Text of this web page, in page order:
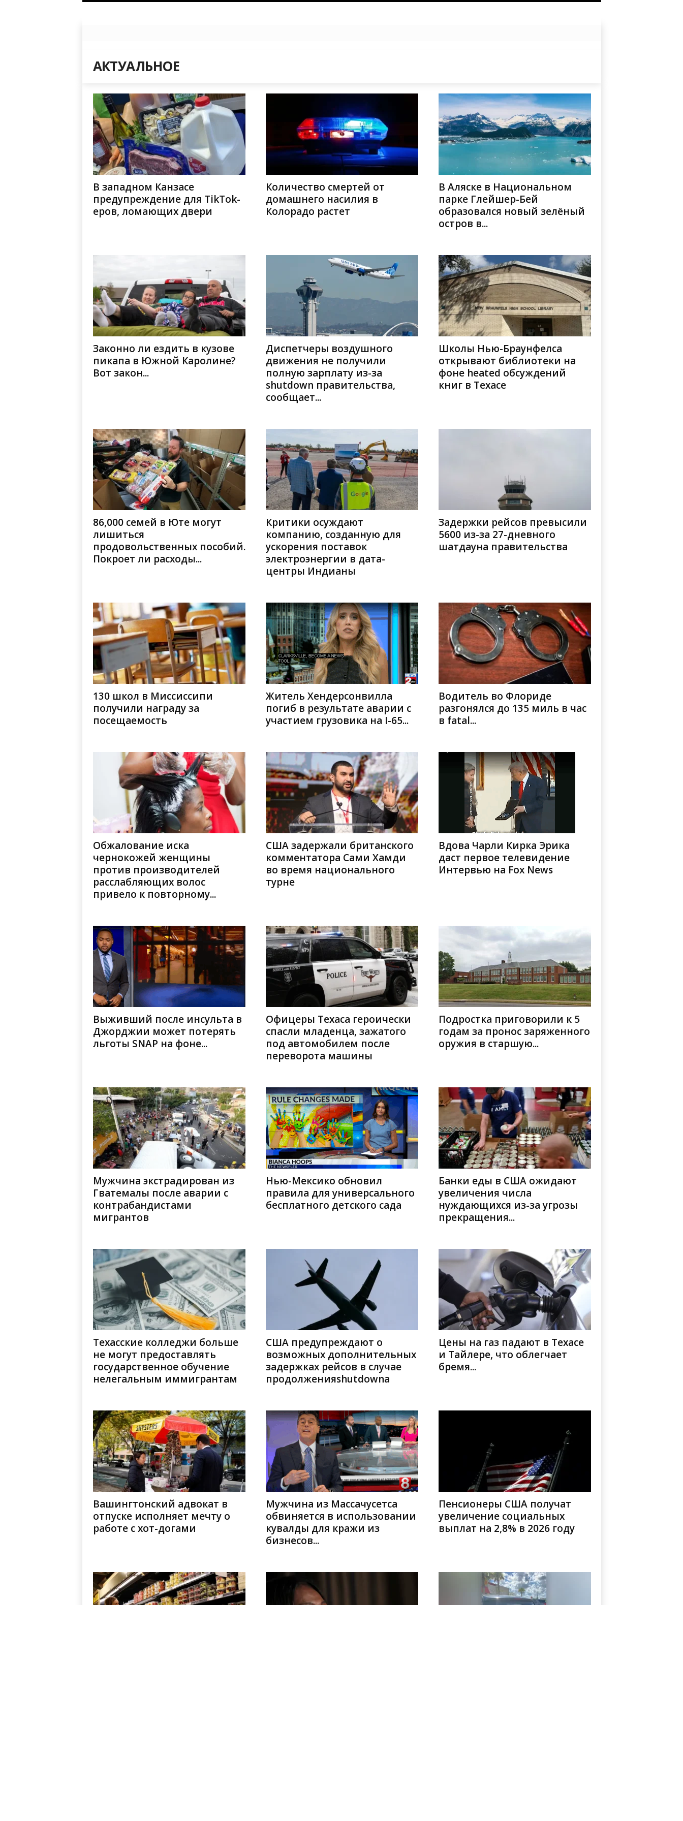
АКТУАЛЬНОЕ
В западном Канзасе
предупреждение для TikTok-
еров, ломающих двери
Количество смертей от
домашнего насилия в
Колорадо растет
В Аляске в Национальном
парке Глейшер-Бей
образовался новый зелёный
остров в...
Законно ли ездить в кузове
пикапа в Южной Каролине?
Вот закон...
Диспетчеры воздушного
движения не получили
полную зарплату из-за
shutdown правительства,
сообщает...
Школы Нью-Браунфелса
открывают библиотеки на
фоне heated обсуждений
книг в Техасе
86,000 семей в Юте могут
лишиться
продовольственных пособий.
Покроет ли расходы...
Критики осуждают
компанию, созданную для
ускорения поставок
электроэнергии в дата-
центры Индианы
Задержки рейсов превысили
5600 из-за 27-дневного
шатдауна правительства
130 школ в Миссиссипи
получили награду за
посещаемость
Житель Хендерсонвилла
погиб в результате аварии с
участием грузовика на I-65...
Водитель во Флориде
разгонялся до 135 миль в час
в fatal...
Обжалование иска
чернокожей женщины
против производителей
расслабляющих волос
привело к повторному...
США задержали британского
комментатора Сами Хамди
во время национального
турне
Вдова Чарли Кирка Эрика
даст первое телевидение
Интервью на Fox News
Выживший после инсульта в
Джорджии может потерять
льготы SNAP на фоне...
Офицеры Техаса героически
спасли младенца, зажатого
под автомобилем после
переворота машины
Подростка приговорили к 5
годам за пронос заряженного
оружия в старшую...
Мужчина экстрадирован из
Гватемалы после аварии с
контрабандистами
мигрантов
Нью-Мексико обновил
правила для универсального
бесплатного детского сада
Банки еды в США ожидают
увеличения числа
нуждающихся из-за угрозы
прекращения...
Техасские колледжи больше
не могут предоставлять
государственное обучение
нелегальным иммигрантам
США предупреждают о
возможных дополнительных
задержках рейсов в случае
продолженияshutdownа
Цены на газ падают в Техасе
и Тайлере, что облегчает
бремя...
Вашингтонский адвокат в
отпуске исполняет мечту о
работе с хот-догами
Мужчина из Массачусетса
обвиняется в использовании
кувалды для кражи из
бизнесов...
Пенсионеры США получат
увеличение социальных
выплат на 2,8% в 2026 году